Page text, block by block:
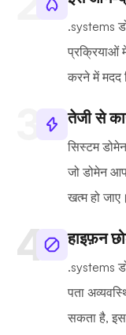
.systems
प्रक्रियाओं
करने में मदद
तेजी से
सिस्टम
जो डोमेन
खत्म हो जाए।
हाइफ़न
.systems
पता
सकता है,